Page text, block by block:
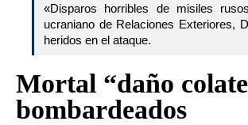
«Disparos horribles de misiles
ucraniano de Relaciones Exteriores,
heridos en el ataque.
Mortal “daño
bombardeados